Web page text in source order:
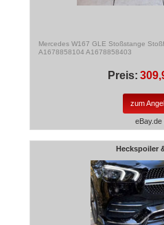
Mercedes W167 GLE Stoßstange
A1678858104 A1678858403
Preis:
zum
eBay.de
Heckspoiler